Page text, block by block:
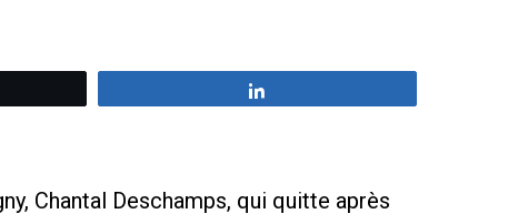
Chantal Deschamps, qui quitte après